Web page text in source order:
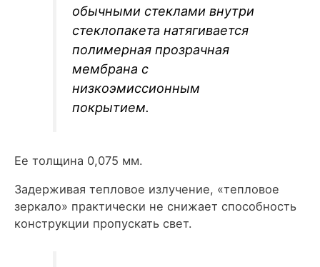
обычными стеклами внутри
стеклопакета натягивается
полимерная прозрачная
мембрана с
низкоэмиссионным
покрытием.
Ее толщина 0,075 мм.
Задерживая тепловое излучение, «тепловое
зеркало» практически не снижает способность
конструкции пропускать свет.